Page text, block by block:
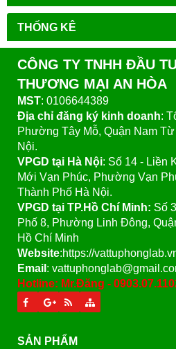
THỐNG KÊ
CÔNG TY TNHH ĐẦU
THƯƠNG MẠI AN HÒA
MST: 0106644389
Địa chỉ đăng ký kinh doanh:
Phường Tây Mỗ, Quận Nam
Nội.
VPGD tại Hà Nội: Số 14 - Liền
Mới Vạn Phúc, Phường Vạn
Thành Phố Hà Nội.
VPGD tại TP.Hồ Chí Minh: Số
Phố 8, Phường Linh Đông,
Hồ Chí Minh
Website:https://
Email :
Hotline: Mr.Đăng -
SẢN PHẨM